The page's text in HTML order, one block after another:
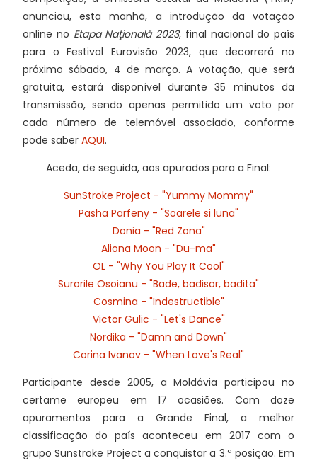
anunciou, esta manhã, a introdução da votação
online no Etapa Naţională 2023, final nacional do país
para o Festival Eurovisão 2023, que decorrerá no
próximo sábado, 4 de março. A votação, que será
gratuita, estará disponível durante 35 minutos da
transmissão, sendo apenas permitido um voto por
cada número de telemóvel associado, conforme
pode saber AQUI.
Aceda, de seguida, aos apurados para a Final:
SunStroke Project - "Yummy Mommy"
Pasha Parfeny - "Soarele si luna"
Donia - "Red Zona"
Aliona Moon - "Du-ma"
OL - "Why You Play It Cool"
Surorile Osoianu - "Bade, badisor, badita"
Cosmina - "Indestructible"
Victor Gulic - "Let's Dance"
Nordika - "Damn and Down"
Corina Ivanov - "When Love's Real"
Participante desde 2005, a Moldávia participou no
certame europeu em 17 ocasiões. Com doze
apuramentos para a Grande Final, a melhor
classificação do país aconteceu em 2017 com o
grupo Sunstroke Project a conquistar a 3.ª posição. Em